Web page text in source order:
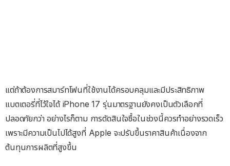
แต่ถ้าต้องการสมาร์ทโฟนที่ใช้งานได้ครอบคลุมและมีประสิทธิภาพ
แบตเตอรี่ที่ไว้ใจได้ iPhone 17 รุ่นมาตรฐานยังคงเป็นตัวเลือกที่
ปลอดภัยกว่า อย่างไรก็ตาม การตัดสินใจซื้อในช่วงนี้ควรทำอย่างรวดเร็ว
เพราะมีความเป็นไปได้สูงที่ Apple จะปรับขึ้นราคาสินค้าเนื่องจาก
ต้นทุนการผลิตที่สูงขึ้น